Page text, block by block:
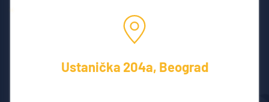
Ustanička 204a, Beograd